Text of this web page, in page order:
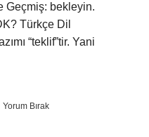
Geçmiş: bekleyin.
Türkçe Dil
“teklif”tir. Yani
Yorum Bırak